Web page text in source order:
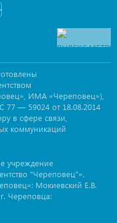
ИМА «Череповец»),
— 59024 от 18.08.2014
в сфере связи,
коммуникаций
учреждение
"Череповец"».
Мокиевский Е.В.
Череповца: